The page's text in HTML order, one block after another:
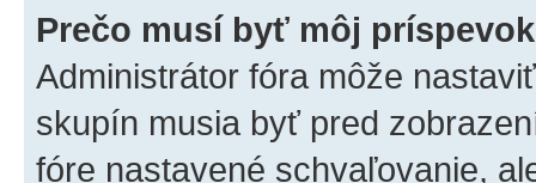
Prečo musí byť môj
Administrátor fóra môže
skupín musia byť pred
fóre nastavené schvaľovanie,